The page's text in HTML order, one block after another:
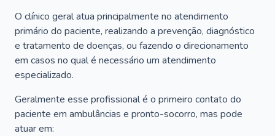
O clínico geral atua principalmente no atendimento
primário do paciente, realizando a prevenção, diagnóstico
e tratamento de doenças, ou fazendo o direcionamento
em casos no qual é necessário um atendimento
especializado.
Geralmente esse profissional é o primeiro contato do
paciente em ambulâncias e pronto-socorro, mas pode
atuar em: